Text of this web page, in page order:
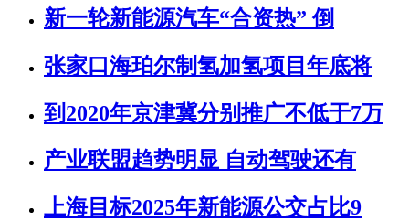
新一轮新能源汽车“合资热” 倒
张家口海珀尔制氢加氢项目年底将
到2020年京津冀分别推广不低于7万
产业联盟趋势明显 自动驾驶还有
上海目标2025年新能源公交占比9